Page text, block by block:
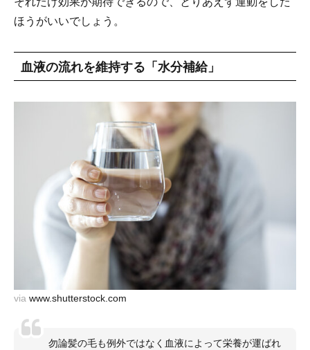
ほうがいいでしょう。
血液の流れを維持する「水分補給」
via www.shutterstock.com
勿論髪の毛も例外ではなく血液によって栄養が運ばれ